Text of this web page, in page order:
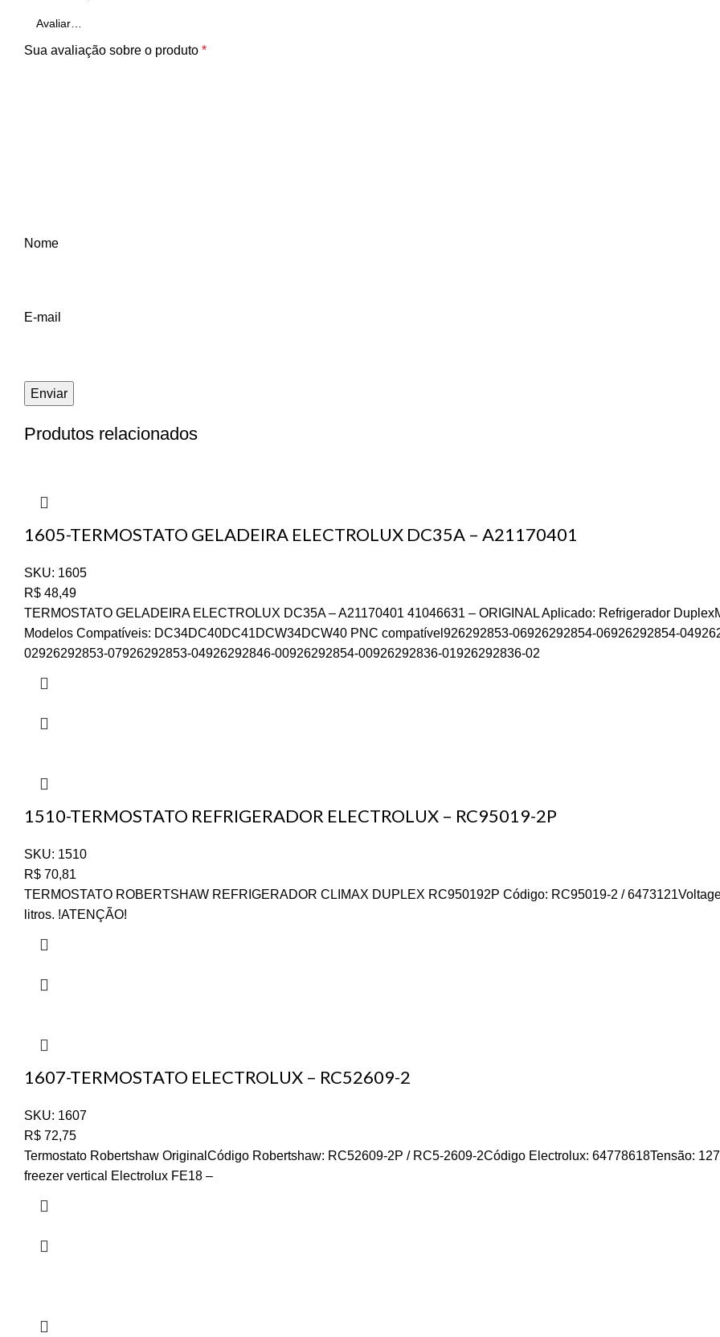
Sua avaliação sobre o produto *
Nome
E-mail
Produtos relacionados
1605-TERMOSTATO GELADEIRA ELECTROLUX DC35A – A21170401
SKU: 1605
R$ 48,49
TERMOSTATO GELADEIRA ELECTROLUX DC35A – A21170401 41046631 – ORIGINAL Aplicado: Refrigerador
Modelos Compatíveis: DC34DC40DC41DCW34DCW40 PNC compatível926292853-06926292854-06926292854-
02926292853-07926292853-04926292846-00926292854-00926292836-01926292836-02
1510-TERMOSTATO REFRIGERADOR ELECTROLUX – RC95019-2P
SKU: 1510
R$ 70,81
TERMOSTATO ROBERTSHAW REFRIGERADOR CLIMAX DUPLEX RC950192P Código: RC95019-2 /
litros. !ATENÇÃO!
1607-TERMOSTATO ELECTROLUX – RC52609-2
SKU: 1607
R$ 72,75
Termostato Robertshaw OriginalCódigo Robertshaw: RC52609-2P / RC5-2609-2Código Electrolux: 64778618Tensão:
freezer vertical Electrolux FE18 –